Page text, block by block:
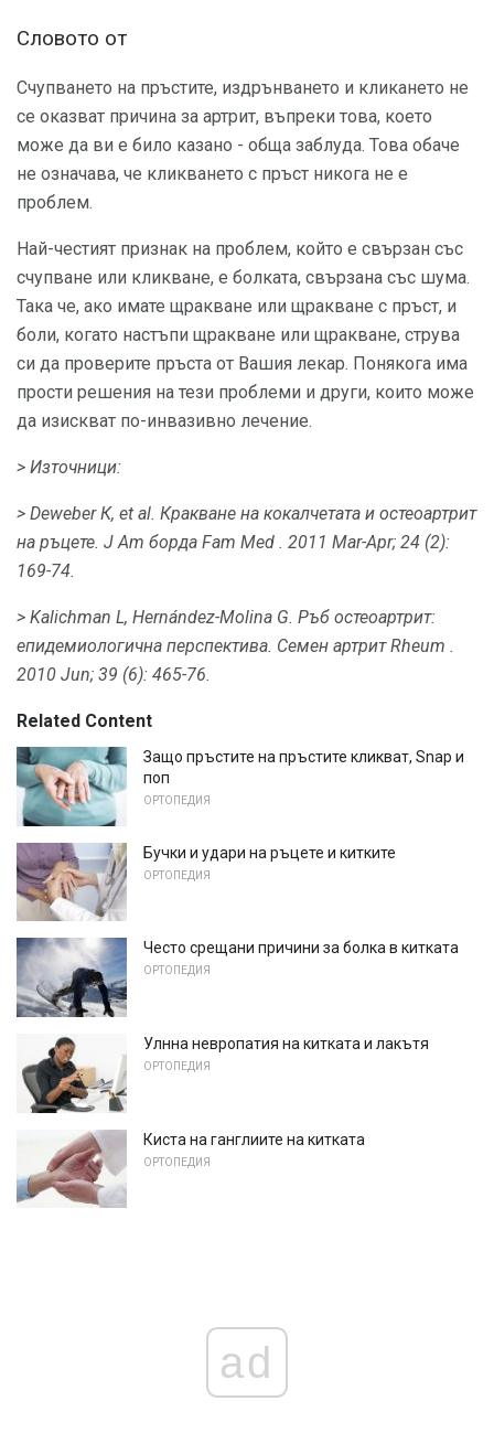
Словото от
Счупването на пръстите, издрънването и кликането не
се оказват причина за артрит, въпреки това, което
може да ви е било казано - обща заблуда. Това обаче
не означава, че кликването с пръст никога не е
проблем.
Най-честият признак на проблем, който е свързан със
счупване или кликване, е болката, свързана със шума.
Така че, ако имате щракване или щракване с пръст, и
боли, когато настъпи щракване или щракване, струва
си да проверите пръста от Вашия лекар. Понякога има
прости решения на тези проблеми и други, които може
да изискват по-инвазивно лечение.
> Източници:
> Deweber К, et al. Кракване на кокалчетата и остеоартрит
на ръцете. J Am борда Fam Med . 2011 Mar-Apr; 24 (2):
169-74.
> Kalichman L, Hernández-Molina G. Ръб остеоартрит:
епидемиологична перспектива. Семен артрит Rheum .
2010 Jun; 39 (6): 465-76.
Related Content
Защо пръстите на пръстите кликват, Snap и
поп
ОРТОПЕДИЯ
Бучки и удари на ръцете и китките
ОРТОПЕДИЯ
Често срещани причини за болка в китката
ОРТОПЕДИЯ
Улнна невропатия на китката и лакътя
ОРТОПЕДИЯ
Киста на ганглиите на китката
ОРТОПЕДИЯ
ad